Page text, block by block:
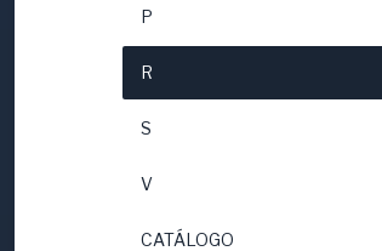
P
R
S
V
CATÁLOGO